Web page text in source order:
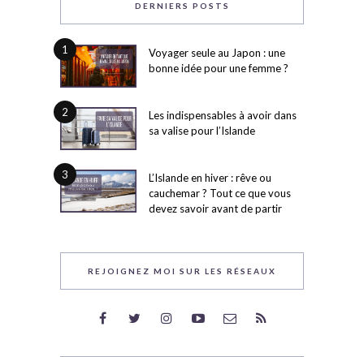
DERNIERS POSTS
1
Voyager seule au Japon : une
bonne idée pour une femme ?
2
Les indispensables à avoir dans
sa valise pour l’Islande
3
L’Islande en hiver : rêve ou
cauchemar ? Tout ce que vous
devez savoir avant de partir
REJOIGNEZ MOI SUR LES RÉSEAUX